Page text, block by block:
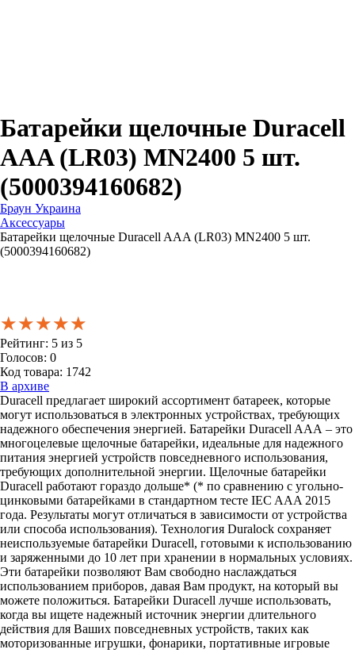
Батарейки щелочные Duracell
AAA (LR03) MN2400 5 шт.
(5000394160682)
Браун Украина
Аксессуары
Батарейки щелочные Duracell AAA (LR03) MN2400 5 шт.
(5000394160682)
★★★★★
★★★★★
★★★★★
Рейтинг: 5 из 5
Голосов: 0
Код товара: 1742
В архиве
Duracell предлагает широкий ассортимент батареек, которые
могут использоваться в электронных устройствах, требующих
надежного обеспечения энергией. Батарейки Duracell AAА – это
многоцелевые щелочные батарейки, идеальные для надежного
питания энергией устройств повседневного использования,
требующих дополнительной энергии. Щелочные батарейки
Duracell работают гораздо дольше* (* по сравнению с угольно-
цинковыми батарейками в стандартном тесте IEC AAA 2015
года. Результаты могут отличаться в зависимости от устройства
или способа использования). Технология Duralock сохраняет
неиспользуемые батарейки Duracell, готовыми к использованию
и заряженными до 10 лет при хранении в нормальных условиях.
Эти батарейки позволяют Вам свободно наслаждаться
использованием приборов, давая Вам продукт, на который вы
можете положиться. Батарейки Duracell лучше использовать,
когда вы ищете надежный источник энергии длительного
действия для Ваших повседневных устройств, таких как
моторизованные игрушки, фонарики, портативные игровые